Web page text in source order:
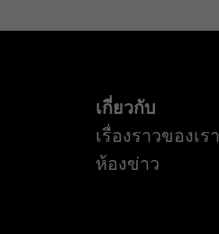
เกี่ยวกับ
เรื่องราวของเรา
ห้องข่าว